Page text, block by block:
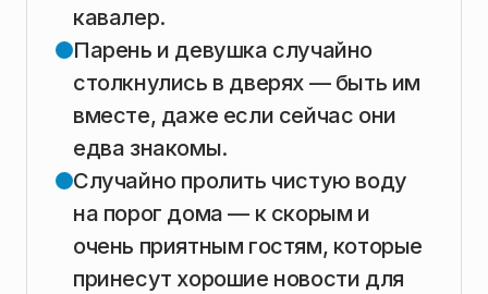
кавалер.
Парень и девушка случайно
столкнулись в дверях — быть им
вместе, даже если сейчас они
едва знакомы.
Случайно пролить чистую воду
на порог дома — к скорым и
очень приятным гостям, которые
принесут хорошие новости для